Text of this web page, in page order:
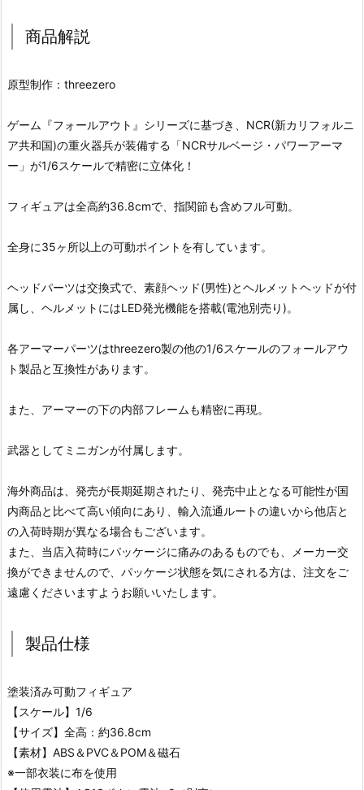
商品解説
原型制作：threezero
ゲーム『フォールアウト』シリーズに基づき、NCR(新カリフォルニ
ア共和国)の重火器兵が装備する「NCRサルベージ・パワーアーマ
ー」が1/6スケールで精密に立体化！
フィギュアは全高約36.8cmで、指関節も含めフル可動。
全身に35ヶ所以上の可動ポイントを有しています。
ヘッドパーツは交換式で、素顔ヘッド(男性)とヘルメットヘッドが付
属し、ヘルメットにはLED発光機能を搭載(電池別売り)。
各アーマーパーツはthreezero製の他の1/6スケールのフォールアウ
ト製品と互換性があります。
また、アーマーの下の内部フレームも精密に再現。
武器としてミニガンが付属します。
海外商品は、発売が長期延期されたり、発売中止となる可能性が国
内商品と比べて高い傾向にあり、輸入流通ルートの違いから他店と
の入荷時期が異なる場合もございます。
また、当店入荷時にパッケージに痛みのあるものでも、メーカー交
換ができませんので、パッケージ状態を気にされる方は、注文をご
遠慮くださいますようお願いいたします。
製品仕様
塗装済み可動フィギュア
【スケール】1/6
【サイズ】全高：約36.8cm
【素材】ABS＆PVC＆POM＆磁石
※一部衣装に布を使用